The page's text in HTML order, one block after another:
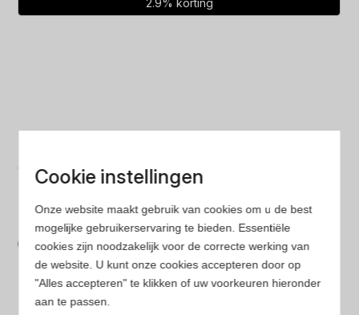
prijs
Gegarandeerd de laagste prijs. Wij vergelijken prijzen
Gemakkelijk zoeken
Op onze website vind je eenvoudig je favoriete
parfum met onze geavanceerde zoekfilters
Bespaar tijd en geld
Cookie instellingen
Onze website maakt gebruik van cookies om u de best
mogelijke gebruikerservaring te bieden. Essentiële
cookies zijn noodzakelijk voor de correcte werking van
de website. U kunt onze cookies accepteren door op
"Alles accepteren" te klikken of uw voorkeuren hieronder
aan te passen.